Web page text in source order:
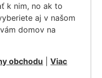
k nim, no ak to
aj v našom
domov na
obchodu |Viac